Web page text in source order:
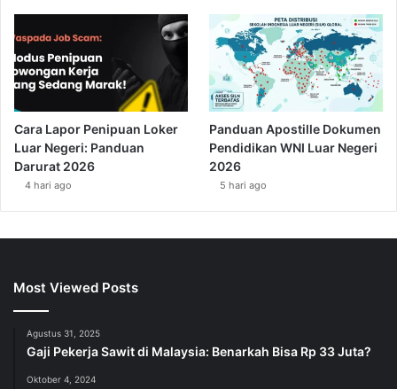
Cara Lapor Penipuan Loker
Luar Negeri: Panduan
Darurat 2026
4 hari ago
Panduan Apostille Dokumen
Pendidikan WNI Luar Negeri
2026
5 hari ago
Most Viewed Posts
Agustus 31, 2025
Gaji Pekerja Sawit di Malaysia: Benarkah Bisa Rp 33 Juta?
Oktober 4, 2024